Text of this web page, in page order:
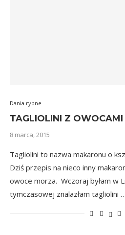
Dania rybne
TAGLIOLINI Z
8 marca, 2015
Tagliolini to nazwa makaronu o
Dziś przepis na nieco inny
owoce morza. Wczoraj byłam w
tymczasowej znalazłam tagliolini …